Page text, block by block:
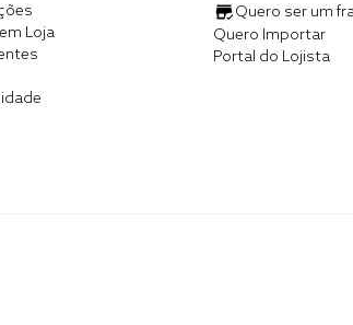
Loja
Quero ser um
Quero Importar
Portal do Lojista